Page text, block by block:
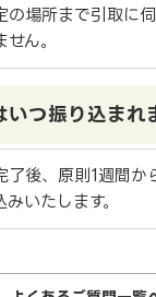
の場所まで引取に
ん。
いつ振り込まれ
了後、原則1週間か
いたします。